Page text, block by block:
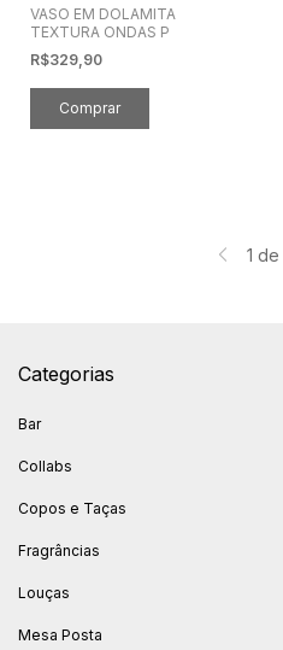
VASO EM DOLAMITA
TEXTURA ONDAS P
R$329,90
1 de
Categorias
Bar
Collabs
Copos e Taças
Fragrâncias
Louças
Mesa Posta